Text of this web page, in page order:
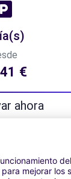
€
ahora